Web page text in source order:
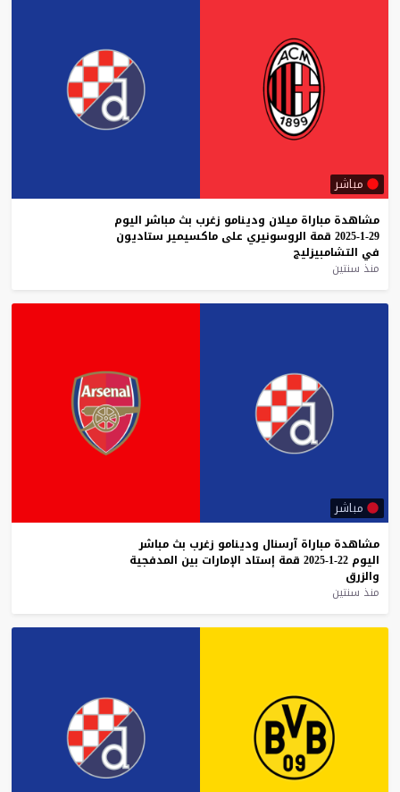
مباشر
مشاهدة مباراة ميلان ودينامو زغرب بث مباشر اليوم
29-1-2025
قمة الروسونيري على ماكسيمير ستاديون
في التشامبيزليج
منذ سنتين
مباشر
مشاهدة مباراة آرسنال ودينامو زغرب بث مباشر
اليوم 22-1-2025 قمة إستاد الإمارات بين المدفجية
والزرق
منذ سنتين